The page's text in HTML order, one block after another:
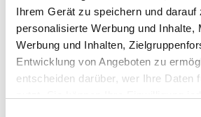
Ihrem Gerät zu speichern und darauf
personalisierte Werbung und Inhalte,
Werbung und Inhalten,
Entwicklung von Angeboten zu
entscheiden darüber, wer Ihre Daten